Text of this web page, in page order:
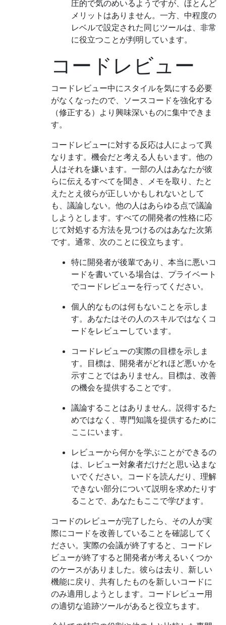
圧的で気のめいるようですが、ほとんど
メリットはありません。一方、中程度の
レベルで設定された同じツールは、非常
に役立つことが判明しています。
コードレビュー
コードレビュー中にスタイルを気にする必要
がなくなったので、ソースコードを強化する
（修正する）より興味深いものに集中できま
す。
コードレビューに対する反応は人によって異
なります。機会だと考える人もいます。他の
人はそれを嫌います。一部の人はあなたが彼
らに伝えるすべてを聞き、メモを取り、たと
えたとえ彼らが正しいかもしれないとして
も、議論しない。他の人はあらゆる点で議論
しようとします。すべての開発者の性格に応
じて対処する方法を見つけるのはあなた次第
です。通常、次のことに役立ちます。
特に開発者が後輩であり、本当に悪いコ
ードを書いている場合は、プライベート
でコードレビューを行ってください。
個人的なものは何もないことを示しま
す。あなたはその人のスキルではなくコ
ードをレビューしています。
コードレビューの実際の目標を示しま
す。目標は、開発者がどれほど悪いかを
示すことではありません。目標は、改善
の機会を提供することです。
議論することはありません。説得するた
めではなく、専門知識を提供するために
ここにいます。
レビューから何かを学ぶことができるの
は、レビュー対象者だけだと思い込まな
いでください。コードを読んだり、理解
できない部分について説明を求めたりす
ることで、あなたもここで学びます。
コードのレビューが完了したら、その人が実
際にコードを改善していることを確認してく
ださい。実際の会議が終了すると、コードレ
ビューが終了すると開発者が考えるいくつか
のケースがありました。彼らは去り、新しい
機能に戻り、共有したものを新しいコードに
のみ適用しようとします。コードレビュー用
の適切な追跡ツールがあると役立ちます。